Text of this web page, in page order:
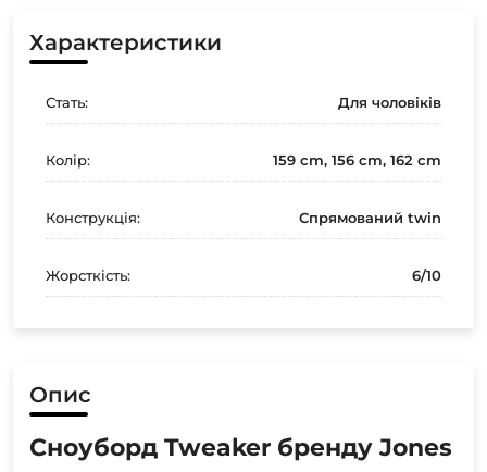
Характеристики
Стать: Для чоловіків
Колір: 159 cm, 156 cm, 162 cm
Конструкція: Спрямований twin
Жорсткість: 6/10
Опис
Сноуборд Tweaker бренду Jones